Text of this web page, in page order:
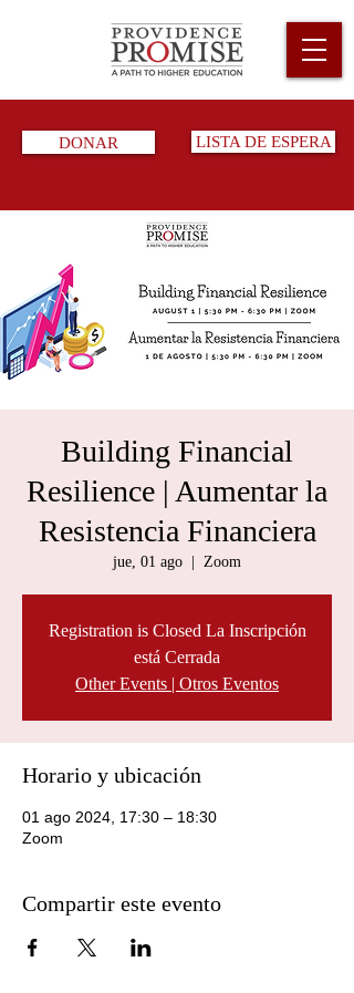
DONAR LISTA DE ESPERA
Building Financial
Resilience | Aumentar la
Resistencia Financiera
jue, 01 ago Zoom
Registration is Closed La Inscripción
está Cerrada
Other Events | Otros Eventos
Horario y ubicación
01 ago 2024, 17:30 – 18:30
Zoom
Compartir este evento